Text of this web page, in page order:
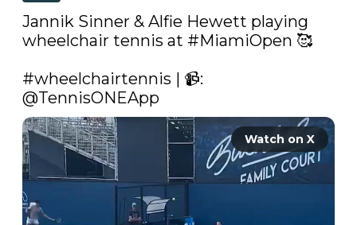
Jannik Sinner & Alfie Hewett playing
wheelchair tennis at #MiamiOpen 🥰
#wheelchairtennis
@TennisONEApp
Watch on X